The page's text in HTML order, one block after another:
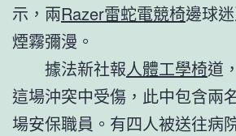
示，兩Razer雷蛇電競椅邊球
煙霧彌漫。
據法新社報人體工學椅道
這場沖突中受傷，此中包含兩
場安保職員。有四人被送往病